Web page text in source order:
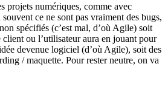
projets numériques, comme avec
ce ne sont pas vraiment des bugs,
spécifiés (c’est mal, d’où Agile) soit
client ou l’utilisateur aura en jouant pour
devenue logiciel (d’où Agile), soit des
/ maquette. Pour rester neutre, on va